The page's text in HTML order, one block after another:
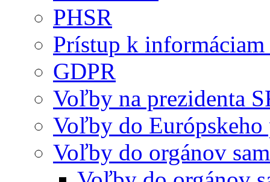
PHSR
Prístup k
GDPR
Voľby na prezidenta
Voľby do Európskeho
Voľby do orgánov